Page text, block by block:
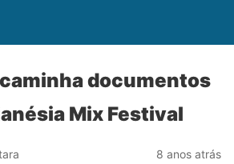
documentos
Mix Festival
8 anos atrás